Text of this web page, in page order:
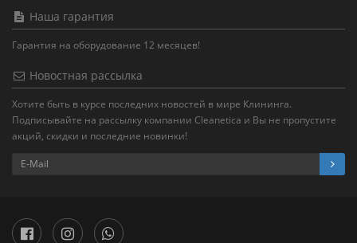
Наша гарантия
Гарантия на оборудование 12 месяцев!
Новостная рассылка
Хотите быть в курсе последних новостей в мире Клининга.
Подписывайте на рассылку компании Cleanetica и Вы не пропустите
акций, скидки и последние новинки!